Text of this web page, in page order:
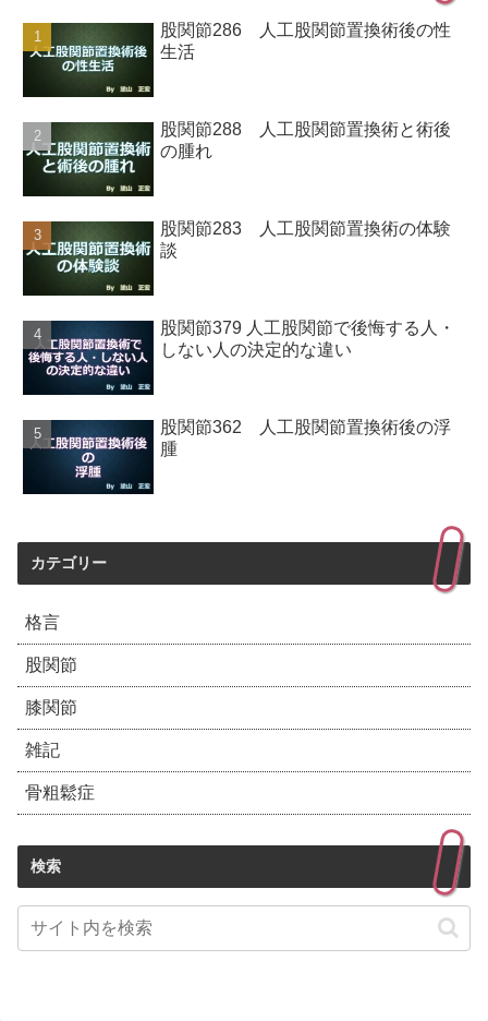
股関節286 人工股関節置換術後の性
生活
股関節288 人工股関節置換術と術後
の腫れ
股関節283 人工股関節置換術の体験
談
股関節379 人工股関節で後悔する人・
しない人の決定的な違い
股関節362 人工股関節置換術後の浮
腫
カテゴリー
格言
股関節
膝関節
雑記
骨粗鬆症
検索